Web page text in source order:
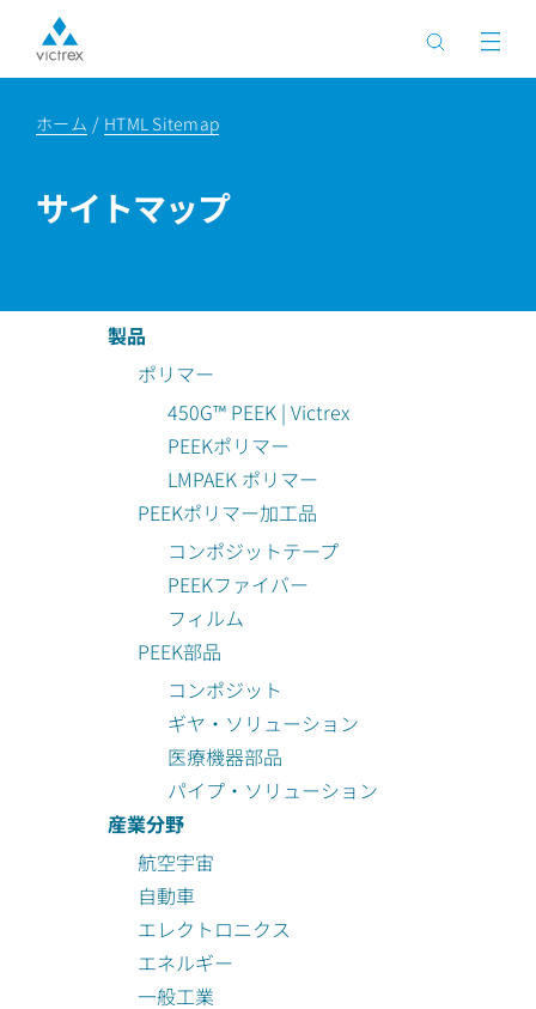
ホーム HTML Sitemap
サイトマップ
製品
ポリマー
450G™ PEEK | Victrex
PEEKポリマー
LMPAEK ポリマー
PEEKポリマー加工品
コンポジットテープ
PEEKファイバー
フィルム
PEEK部品
コンポジット
ギヤ・ソリューション
医療機器部品
パイプ・ソリューション
産業分野
航空宇宙
自動車
エレクトロニクス
エネルギー
一般工業